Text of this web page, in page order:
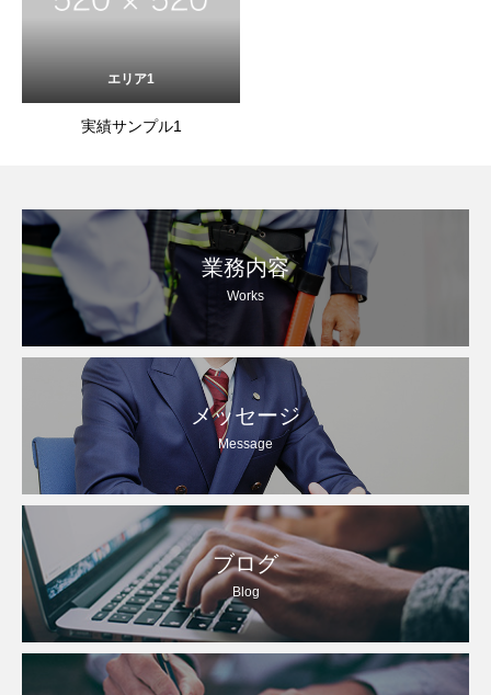
エリア1
実績サンプル1
業務内容
Works
メッセージ
Message
ブログ
Blog